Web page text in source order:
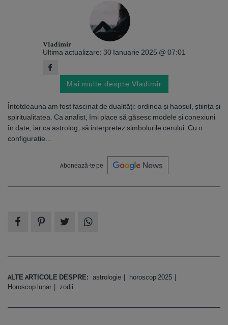
Vladimir
Ultima actualizare: 30 Ianuarie 2025 @ 07:01
Mai multe despre Vladimir
Întotdeauna am fost fascinat de dualități: ordinea și haosul, știința și
spiritualitatea. Ca analist, îmi place să găsesc modele și conexiuni
în date, iar ca astrolog, să interpretez simbolurile cerului. Cu o
configurație...
Abonează-te pe
ALTE ARTICOLE DESPRE: astrologie
horoscop 2025
Horoscop lunar
zodii